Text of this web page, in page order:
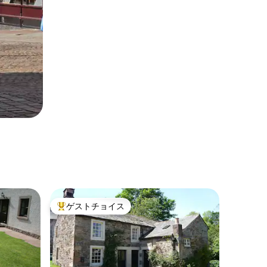
大好評のゲストチョイスです。
ゲストチョイス